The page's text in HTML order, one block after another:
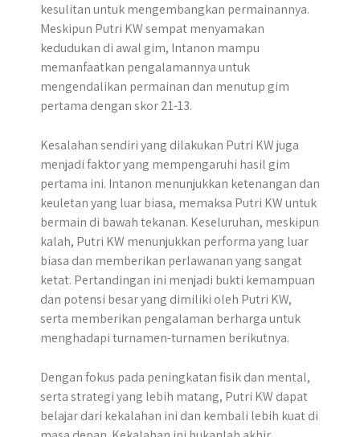
kesulitan untuk mengembangkan permainannya.
Meskipun Putri KW sempat menyamakan
kedudukan di awal gim, Intanon mampu
memanfaatkan pengalamannya untuk
mengendalikan permainan dan menutup gim
pertama dengan skor 21-13.
Kesalahan sendiri yang dilakukan Putri KW juga
menjadi faktor yang mempengaruhi hasil gim
pertama ini. Intanon menunjukkan ketenangan dan
keuletan yang luar biasa, memaksa Putri KW untuk
bermain di bawah tekanan. Keseluruhan, meskipun
kalah, Putri KW menunjukkan performa yang luar
biasa dan memberikan perlawanan yang sangat
ketat. Pertandingan ini menjadi bukti kemampuan
dan potensi besar yang dimiliki oleh Putri KW,
serta memberikan pengalaman berharga untuk
menghadapi turnamen-turnamen berikutnya.
Dengan fokus pada peningkatan fisik dan mental,
serta strategi yang lebih matang, Putri KW dapat
belajar dari kekalahan ini dan kembali lebih kuat di